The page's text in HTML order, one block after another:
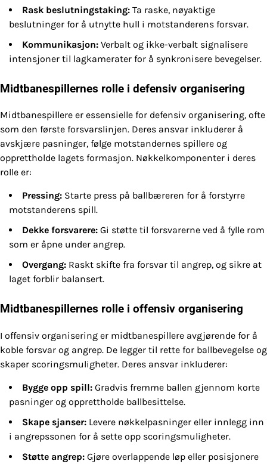
Rask beslutningstaking: Ta raske, nøyaktige
beslutninger for å utnytte hull i motstanderens forsvar.
Kommunikasjon: Verbalt og ikke-verbalt signalisere
intensjoner til lagkamerater for å synkronisere bevegelser.
Midtbanespillernes rolle i defensiv organisering
Midtbanespillere er essensielle for defensiv organisering, ofte
som den første forsvarslinjen. Deres ansvar inkluderer å
avskjære pasninger, følge motstandernes spillere og
opprettholde lagets formasjon. Nøkkelkomponenter i deres
rolle er:
Pressing: Starte press på ballbæreren for å forstyrre
motstanderens spill.
Dekke forsvarere: Gi støtte til forsvarerne ved å fylle rom
som er åpne under angrep.
Overgang: Raskt skifte fra forsvar til angrep, og sikre at
laget forblir balansert.
Midtbanespillernes rolle i offensiv organisering
I offensiv organisering er midtbanespillere avgjørende for å
koble forsvar og angrep. De legger til rette for ballbevegelse og
skaper scoringsmuligheter. Deres ansvar inkluderer:
Bygge opp spill: Gradvis fremme ballen gjennom korte
pasninger og opprettholde ballbesittelse.
Skape sjanser: Levere nøkkelpasninger eller innlegg inn
i angrepssonen for å sette opp scoringsmuligheter.
Støtte angrep: Gjøre overlappende løp eller posisjonere